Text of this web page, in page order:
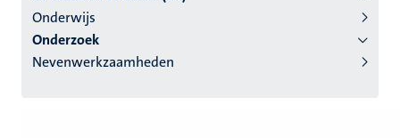
Onderwijs
Onderzoek
Nevenwerkzaamheden